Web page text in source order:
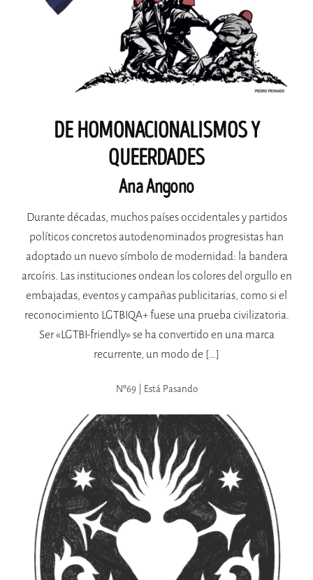
DE HOMONACIONALISMOS Y
QUEERDADES
Ana Angono
Durante décadas, muchos países occidentales y partidos
políticos concretos autodenominados progresistas han
adoptado un nuevo símbolo de modernidad: la bandera
arcoíris. Las instituciones ondean los colores del orgullo en
embajadas, eventos y campañas publicitarias, como si el
reconocimiento LGTBIQA+ fuese una prueba civilizatoria.
Ser «LGTBI-friendly» se ha convertido en una marca
recurrente, un modo de […]
Nº69 | Está Pasando